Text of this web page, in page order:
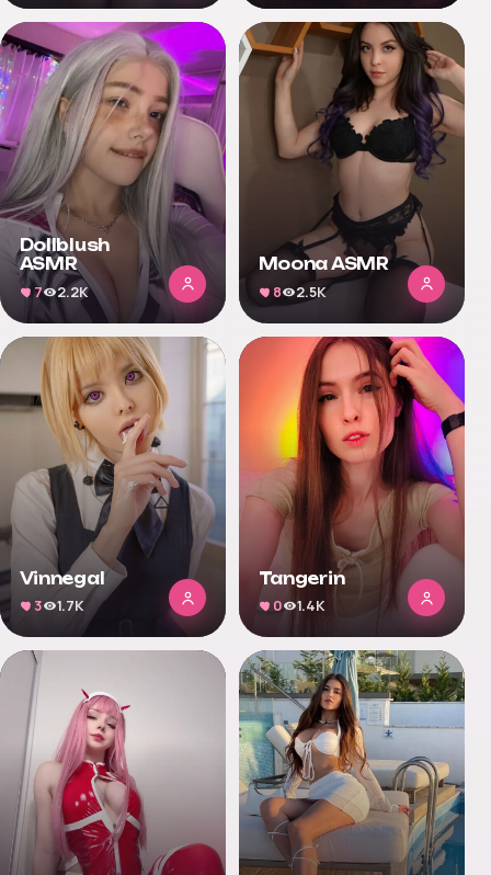
Dollblush
ASMR
7
2.2K
Moona ASMR
8
2.5K
Vinnegal
3
1.7K
Tangerin
0
1.4K